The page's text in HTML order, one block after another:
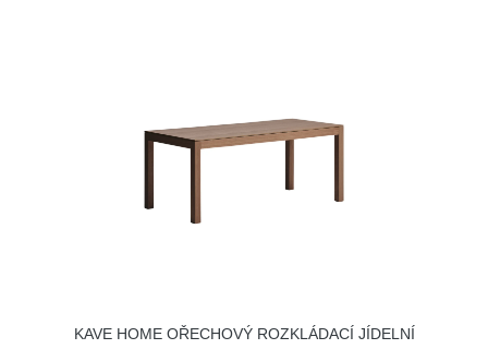
KAVE HOME OŘECHOVÝ ROZKLÁDACÍ JÍDELNÍ